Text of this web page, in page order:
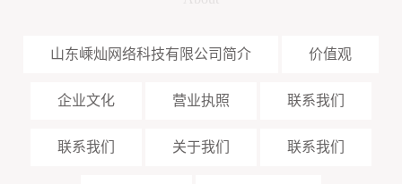
山东嵊灿网络科技有限公司简介 价值观
企业文化 营业执照 联系我们
联系我们 关于我们 联系我们